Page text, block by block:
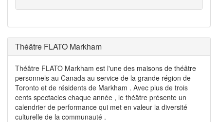
Théâtre FLATO Markham
Théâtre FLATO Markham est l'une des maisons de théâtre
personnels au Canada au service de la grande région de
Toronto et de résidents de Markham . Avec plus de trois
cents spectacles chaque année , le théâtre présente un
calendrier de performance qui met en valeur la diversité
culturelle de la communauté .